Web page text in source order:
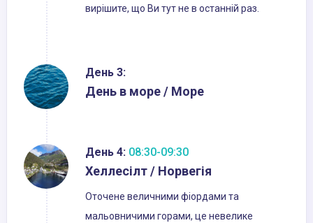
вирішите, що Ви тут не в останній раз.
День 3:
День в море / Море
День 4: 08:30-09:30
Хеллесілт / Норвегія
Оточене величними фіордами та
мальовничими горами, це невелике